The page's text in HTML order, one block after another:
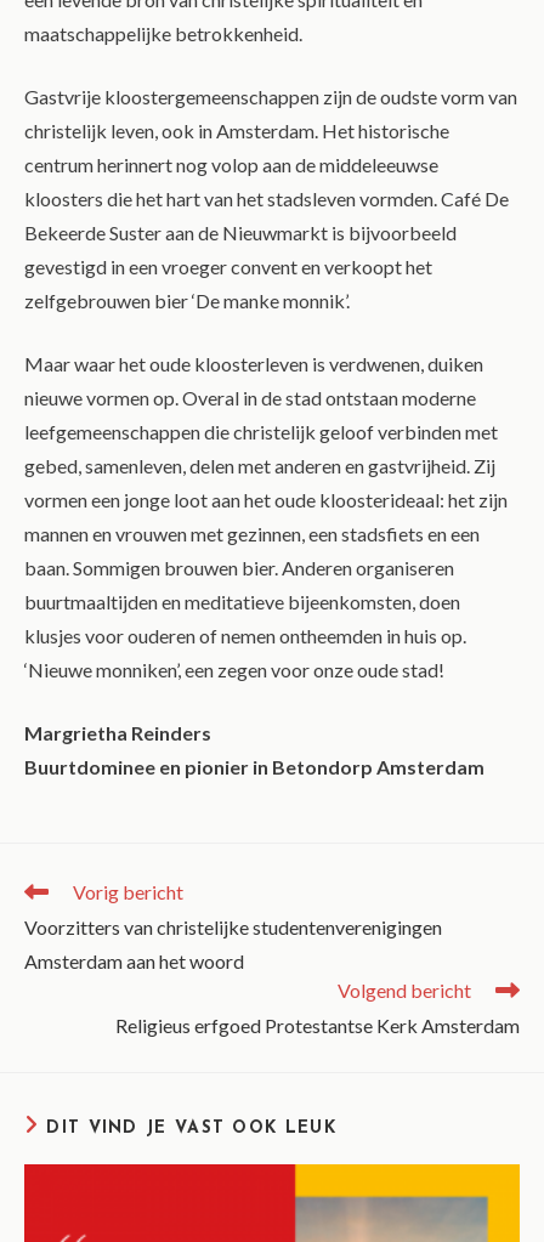
maatschappelijke betrokkenheid.
Gastvrije kloostergemeenschappen zijn de oudste vorm van
christelijk leven, ook in Amsterdam. Het historische
centrum herinnert nog volop aan de middeleeuwse
kloosters die het hart van het stadsleven vormden. Café De
Bekeerde Suster aan de Nieuwmarkt is bijvoorbeeld
gevestigd in een vroeger convent en verkoopt het
zelfgebrouwen bier ‘De manke monnik’.
Maar waar het oude kloosterleven is verdwenen, duiken
nieuwe vormen op. Overal in de stad ontstaan moderne
leefgemeenschappen die christelijk geloof verbinden met
gebed, samenleven, delen met anderen en gastvrijheid. Zij
vormen een jonge loot aan het oude kloosterideaal: het zijn
mannen en vrouwen met gezinnen, een stadsfiets en een
baan. Sommigen brouwen bier. Anderen organiseren
buurtmaaltijden en meditatieve bijeenkomsten, doen
klusjes voor ouderen of nemen ontheemden in huis op.
‘Nieuwe monniken’, een zegen voor onze oude stad!
Margrietha Reinders
Buurtdominee en pionier in Betondorp Amsterdam
Vorig bericht
Voorzitters van christelijke studentenverenigingen
Amsterdam aan het woord
Volgend bericht
Religieus erfgoed Protestantse Kerk Amsterdam
DIT VIND JE VAST OOK LEUK